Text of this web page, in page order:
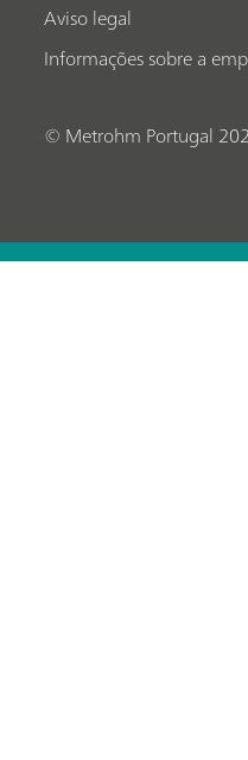
Aviso legal
Informações sobre a
© Metrohm Portugal